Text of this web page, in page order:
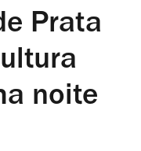
Prata
noite